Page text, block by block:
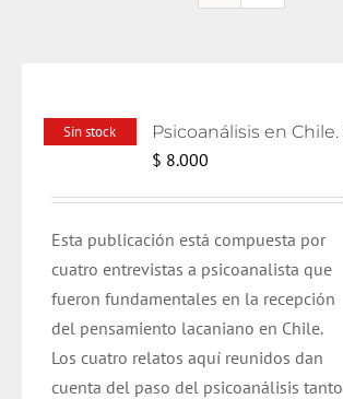
Sin stock
$ 8.000
Esta publicación está compuesta por
cuatro entrevistas a psicoanalista que
fueron fundamentales en la recepción
del pensamiento lacaniano en Chile.
Los cuatro relatos aquí reunidos dan
cuenta del paso del psicoanálisis tanto